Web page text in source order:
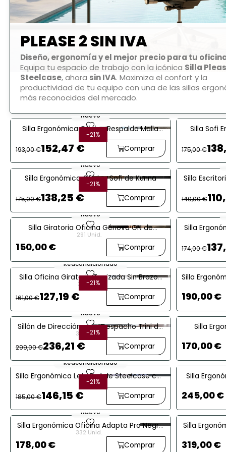
PLEASE 2 SIN IVA
Diseño, ergonomía y el mejor precio para tu
Equipa tu espacio de trabajo con la icónica Silla
Steelcase, ahora sin IVA. Maximiza el confort y la
productividad de tu equipo con una de las sillas
más reconocidas del mercado.
favorite
Nuevo
Silla Ergonómica Oficina Respaldo Malla
Mery de Kunna
1 Unid.
193,00 €152,47 € Comprar
-21%
Silla Sofi
175,00 €
favorite
Nuevo
Silla Ergonómica Oficina Sofi de Kunna
21 Unid.
175,00 €138,25 € Comprar
-21%
Silla
140,00 €
favorite
Nuevo
Silla Giratoria Oficina Génova GN de
Euromof
291 Unid.
150,00 € Comprar
Silla
174,00 €
favorite
Reacondicionado
Silla Oficina Giratoria Tapizada Sin Brazos
Think de Steelcase
38 Unid.
161,00 €127,19 € Comprar
-21%
Silla
190,00 €
favorite
Nuevo
Sillón de Dirección para Despacho Trini de
Kunna
342 Unid.
299,00 €236,21 € Comprar
-21%
Silla
170,00 €
favorite
Reacondicionado
Silla Ergonómica Lets B v1 de Steelcase con
Brazos Fijos
1 Unid.
185,00 €146,15 € Comprar
-21%
Silla
245,00 €
favorite
Nuevo
Silla Ergonómica Oficina Adapta Pro Negra
Dileoffice
332 Unid.
178,00 € Comprar
Silla
319,00 €